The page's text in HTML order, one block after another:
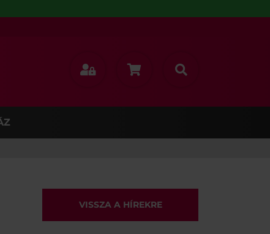
VISSZA A HÍREKRE